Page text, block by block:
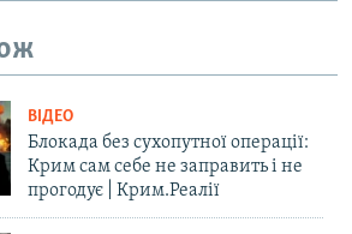
ВІДЕО
Блокада без сухопутної операції:
Крим сам себе не заправить і не
прогодує | Крим.Реалії